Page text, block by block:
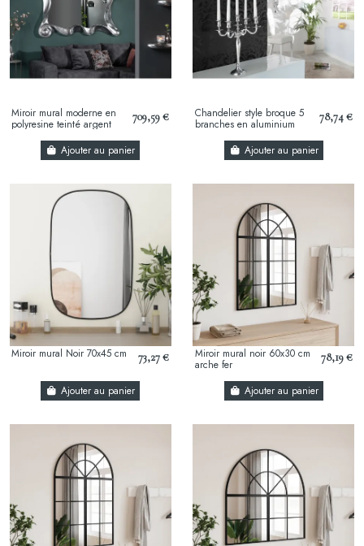
Miroir mural moderne en
polyresine teinté argent
709,59 €
Ajouter au panier
Chandelier style broque 5
branches en aluminium
78,74 €
Ajouter au panier
Miroir mural Noir 70x45 cm 73,27 €
Ajouter au panier
Miroir mural noir 60x30 cm
arche fer
78,19 €
Ajouter au panier